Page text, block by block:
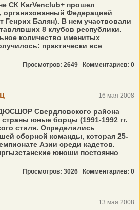
СК KarVenclub+ прошел
организованный Федерацией
Генрих Балян). В нем участвовали
8 клубов республики.
количество именитых
практически все
Просмотров: 2649 Комментариев: 0
16 мая 2008
Свердловского района
юные борцы (1991-1992 гг.
стиля. Определились
сборной команды, которая 25-
Азии среди кадетов.
юноши постоянно
Просмотров: 3026 Комментариев: 0
13 мая 2008